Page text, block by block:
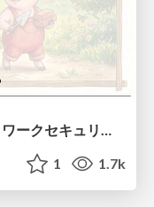
『三匹の子ぶた』から学ぶネットワークセキュリティの昔と今 / Network Security: Then and Now Through the Lens of The Three Little Pigs
1 1.7k